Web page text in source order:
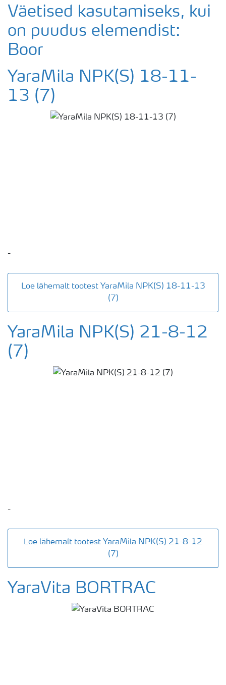
Väetised kasutamiseks, kui
on puudus elemendist:
Boor
YaraMila NPK(S) 18-11-
13 (7)
-
Loe lähemalt tootest YaraMila NPK(S) 18-11-13
(7)
YaraMila NPK(S) 21-8-12
(7)
-
Loe lähemalt tootest YaraMila NPK(S) 21-8-12
(7)
YaraVita BORTRAC